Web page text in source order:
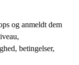
og anmeldt dem
betingelser,